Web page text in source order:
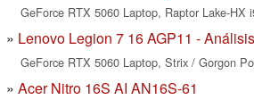
GeForce RTX 5060 Laptop, Raptor Lake-HX
Lenovo Legion 7 16 AGP11 -
GeForce RTX 5060 Laptop, Strix / Gorgon
Acer Nitro 16S AI AN16S-61